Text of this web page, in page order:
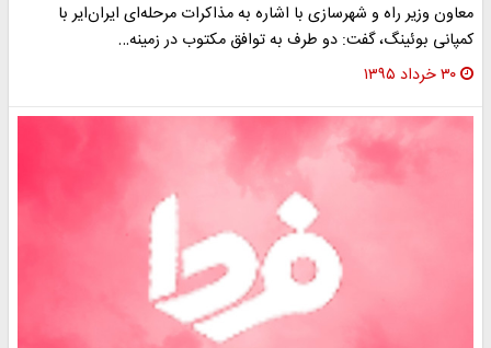
معاون وزیر راه و شهرسازی با اشاره به مذاکرات مرحله‌ای ایران‌ایر با
کمپانی بوئینگ، گفت: دو طرف به توافق مکتوب در زمینه…
۳۰ خرداد ۱۳۹۵